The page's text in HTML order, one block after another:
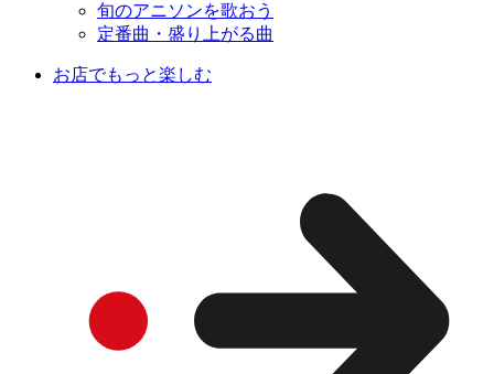
旬のアニソンを歌おう
定番曲・盛り上がる曲
お店でもっと楽しむ